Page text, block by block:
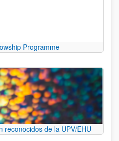
Programme
reconocidos de la UPV/EHU